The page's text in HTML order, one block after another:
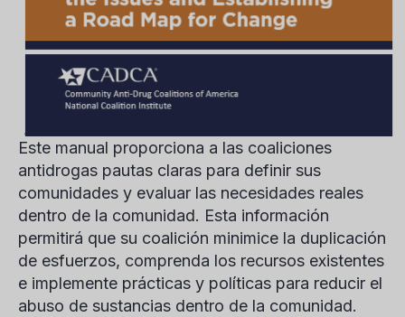
Este manual proporciona a las coaliciones
antidrogas pautas claras para definir sus
comunidades y evaluar las necesidades reales
dentro de la comunidad. Esta información
permitirá que su coalición minimice la duplicación
de esfuerzos, comprenda los recursos existentes
e implemente prácticas y políticas para reducir el
abuso de sustancias dentro de la comunidad.